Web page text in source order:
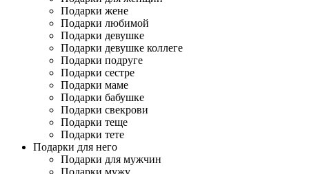
Подарки жене
Подарки любимой
Подарки девушке
Подарки девушке коллеге
Подарки подруге
Подарки сестре
Подарки маме
Подарки бабушке
Подарки свекрови
Подарки теще
Подарки тете
Подарки для него
Подарки для мужчин
Подарки мужу